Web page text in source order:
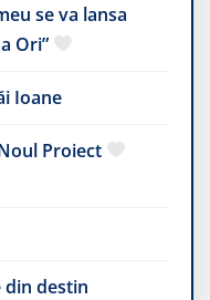
se va lansa
Ori”
Ioane
Proiect
din destin